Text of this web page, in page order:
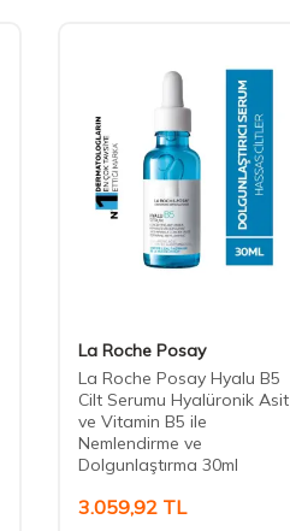
La Roche Posay
La Roche Posay Hyalu B5
Cilt Serumu Hyalüronik Asit
ve Vitamin B5 ile
Nemlendirme ve
Dolgunlaştırma 30ml
3.059,92 TL